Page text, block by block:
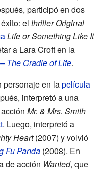
participó en dos
el thriller Original
Life or Something Like It
a Lara Croft en la
The Cradle of Life.
personaje en lapelícula
interpretó a una
Mr. & Mrs. Smith
. Luego, interpretó a
Heart(2007) y volvió
Fu Panda (2008). En
de acción Wanted, que